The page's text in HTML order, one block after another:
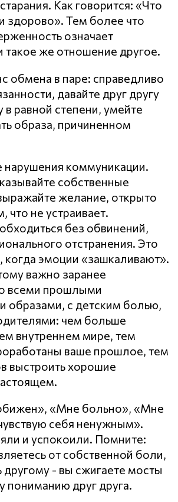
Как говорится: «Что
здорово». Тем более что
означает
такое же отношение другое.
обмена в паре: справедливо
давайте друг другу
в равной степени, умейте
образа, причиненном
нарушения кoммyникaции.
собственные
желание, открыто
что не устраивает.
без обвинений,
отстранения. Это
когда эмоции «зашкаливают».
важно заранее
всеми прошлыми
образами, с детским болью,
чем больше
внутреннем мире, тем
ваше прошлое, тем
выстроить хорошие
«Мне больно», «Мне
себя ненужным».
и успокоили. Помните:
от собственной боли,
другому - вы сжигаете мосты
пониманию друг друга.